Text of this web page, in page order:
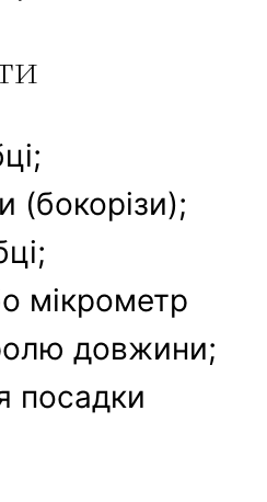
(бокорізи);
мікрометр
довжини;
посадки